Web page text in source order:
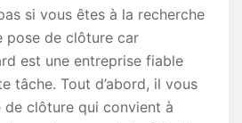
si vous êtes à la recherche
pose de clôture car
est une entreprise fiable
tâche. Tout d’abord, il vous
clôture qui convient à